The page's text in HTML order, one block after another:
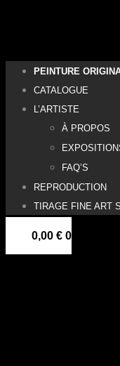
PEINTURE
CATALOGUE
L’ARTISTE
À PROPOS
FAQ’S
REPRODUCTION
TIRAGE FINE ART
0,00 € 0